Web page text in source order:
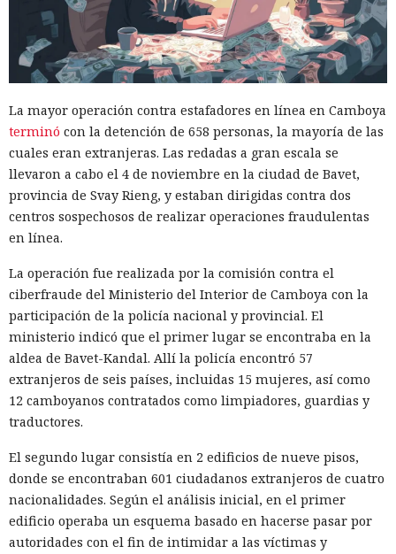
La mayor operación contra estafadores en línea en Camboya
terminó con la detención de 658 personas, la mayoría de las
cuales eran extranjeras. Las redadas a gran escala se
llevaron a cabo el 4 de noviembre en la ciudad de Bavet,
provincia de Svay Rieng, y estaban dirigidas contra dos
centros sospechosos de realizar operaciones fraudulentas
en línea.
La operación fue realizada por la comisión contra el
ciberfraude del Ministerio del Interior de Camboya con la
participación de la policía nacional y provincial. El
ministerio indicó que el primer lugar se encontraba en la
aldea de Bavet-Kandal. Allí la policía encontró 57
extranjeros de seis países, incluidas 15 mujeres, así como
12 camboyanos contratados como limpiadores, guardias y
traductores.
El segundo lugar consistía en 2 edificios de nueve pisos,
donde se encontraban 601 ciudadanos extranjeros de cuatro
nacionalidades. Según el análisis inicial, en el primer
edificio operaba un esquema basado en hacerse pasar por
autoridades con el fin de intimidar a las víctimas y